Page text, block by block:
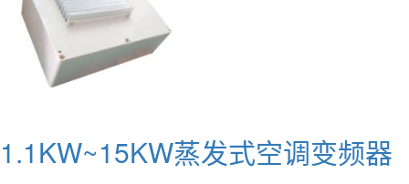
1.1KW~15KW蒸发式空调变频器